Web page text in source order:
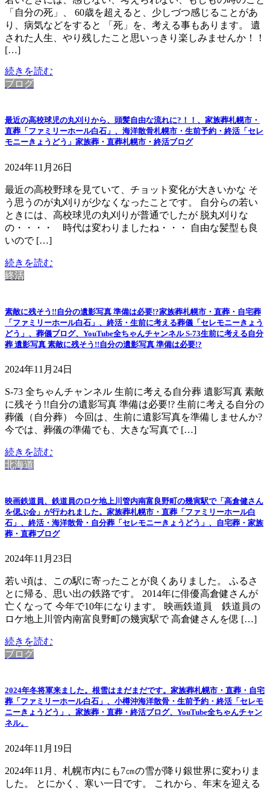
「自分の死」、 60歳を超えると、少しづつ感じることがあ
り、病気などをすると 「死」を、考える事もあります。 遺
された人生、やり残したこと思いっきり楽しみませんか！！
[…]
続きを読む
ブログ
最近の高校球児の丸刈りから、頭髪自由な流れに?！！、家族葬札幌市・
直葬「ファミリーホール白石」、海洋散骨札幌市・生前予約・終活「セレ
モニーきょうどう」家族葬・直葬札幌市・終活ブログ
2024年11月26日
最近の高校野球を見ていて、チョット変化が大きいかな そ
う思うのが丸刈りが少なくなったことです。 自分らの若い
ときには、高校球児の丸刈りが普通でしたが 脱丸刈りな
の・・・・ 時代は変わりましたね・・・ 自由な髪型も良
いので […]
続きを読む
終活
素敵に残そう!!自分の遺影写真 準備は必要!?家族葬札幌市・直葬・自宅葬
「ファミリーホール白石」、終活・生前に考える葬儀「セレモニーきょう
どう」、葬儀ブログ、YouTube全ちゃんチャンネル S-73生前に考える自分
葬 遺影写真 素敵に残そう!!自分の遺影写真 準備は必要!?
2024年11月24日
S-73 全ちゃんチャンネル 生前に考える自分葬 遺影写真 素敵
に残そう!!自分の遺影写真 準備は必要!? 生前に考える自分の
葬儀（自分葬） 今回は、生前に遺影写真を準備しませんか?
今では、葬儀の準備でも、大きな写真で […]
続きを読む
北海道
映画鉄道員、鉄道員のロケ地上川管内南富良野町の幾寅駅で「高倉健さん
を偲ぶ会」が行われました。家族葬札幌市・直葬「ファミリーホール白
石」、終活・海洋散骨・自分葬「セレモニーきょうどう」、自宅葬・家族
葬・直葬ブログ
2024年11月23日
若い頃は、この駅に寄ったことが良くありました。 ふるさ
とに帰る、思い出の鉄路です。 2014年に俳優高倉健さんが
亡くなって 今年で10年になります。 映画鉄道員 鉄道員の
ロケ地上川管内南富良野町の幾寅駅で 高倉健さんを偲 […]
続きを読む
ブログ
2024年冬将軍来ました。根雪はまだまだです。家族葬札幌市・直葬・自宅
葬「ファミリーホール白石」、小樽沖海洋散骨・生前予約・終活「セレモ
ニーきょうどう」、家族葬・直葬・終活ブログ、YouTube全ちゃんチャン
ネル。
2024年11月19日
2024年11月、札幌市内にも7㎝の雪が降り銀世界に変わりま
した。 とにかく、寒い一日です。 これから、年末を迎える